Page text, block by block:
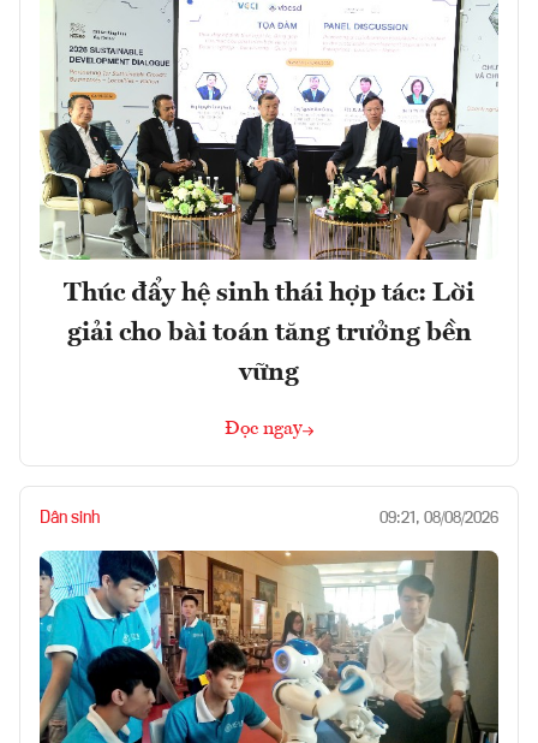
Thúc đẩy hệ sinh thái hợp tác: Lời
giải cho bài toán tăng trưởng bền
vững
Đọc ngay
Dân sinh 09:21, 08/08/2026